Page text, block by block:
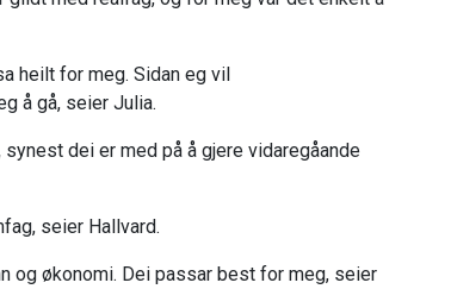
heilt for meg. Sidan eg vil
å gå, seier Julia.
dei er med på å gjere vidaregåande
seier Hallvard.
og økonomi. Dei passar best for meg, seier